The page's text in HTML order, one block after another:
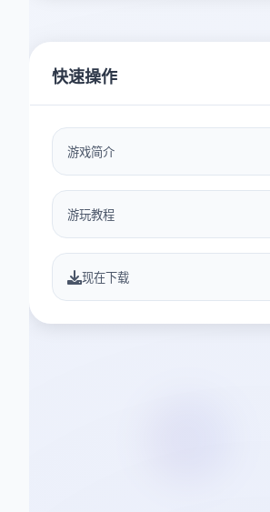
快速操作
游戏简介
游玩教程
现在下载